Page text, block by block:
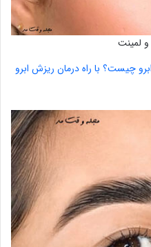
لمینت
چیست؟ با راه درمان ریزش ابرو